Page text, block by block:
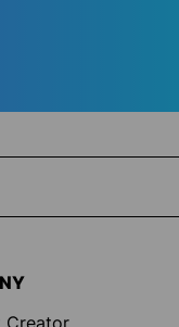
Creator